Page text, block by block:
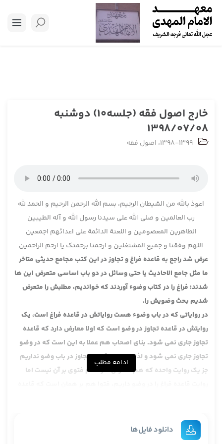
خارج اصول فقه (جلسه10) دوشنبه
1398/07/08
1398-1399، اصول فقه
اعوذ بالله من الشیطان الرجیم، بسم الله الرحمن الرحیم و الحمد لله
رب العالمین و صلی الله علی سیدنا رسول الله و آله الطیبین
الطاهرین المعصومین و اللعنة الدائمة علی اعدائهم اجمعین
اللهم وفقنا و جمیع المشتغلین و ارحمنا برحمتک یا ارحم الراحمین
عرض شد راجع به قاعده فراغ و تجاوز در این کتب مجامع حدیثی متاخر
ما مثل جامع الاحادیث یا حتی وسائل در دو باب اساسی متعرض این ها
شدند: فراغ را در کتاب وضوء آوردند که خواندیم، مطلبش را متعرض
شدیم بحث وضویش را.
در روایاتی که در باب وضوء هست روایاتش در قاعده فراغ است، یک
روایتش در قاعده تجاوز در وضو است که اولا معارض دارد که قاعده
تجاوز جاری نمی شود. بنای اصحاب هم عملا به این است که در وضو
تجاوز جاری نمی شود و لذا از روایات قاعده تجاوز در باب وضو نداریم
جز یک روایت واحده که هم معارض دارد هم فتوی بر آن نیست اما
جامع الاحادیث دو باب قرار دادند، یک باب قاعده تجاوز و یک باب قاعده
فراغ و درست هم هست چون در باب صلوة هم قاعده تجاوز جاری می
ادامه مطلب
دانلود فایل‌ها